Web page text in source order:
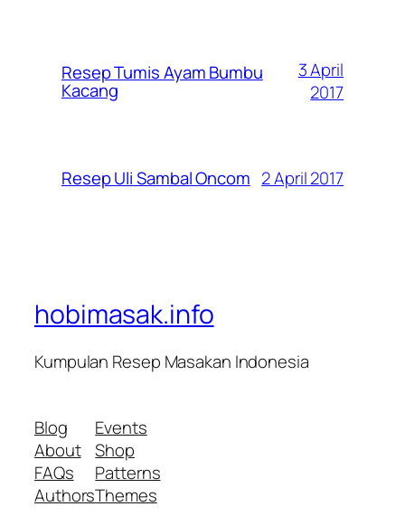
Resep Tumis Ayam Bumbu
Kacang
3 April
2017
Resep Uli Sambal Oncom 2 April 2017
hobimasak.info
Kumpulan Resep Masakan Indonesia
Blog
About
FAQs
Authors
Events
Shop
Patterns
Themes